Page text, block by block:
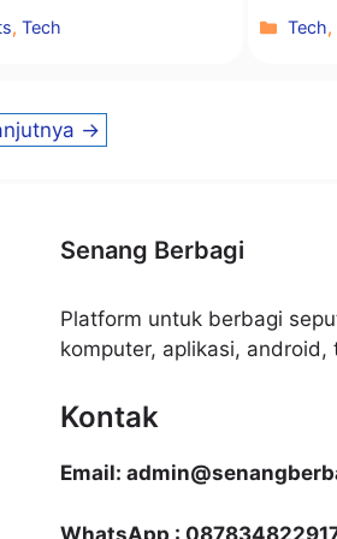
,Tech Tech,
→
Senang Berbagi
Platform untuk berbagi
komputer, aplikasi,
Kontak
Email:
WhatsApp :